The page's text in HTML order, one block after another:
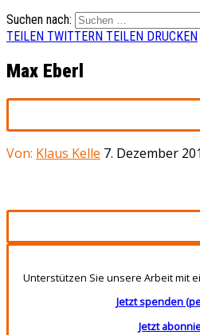
Suchen nach:
TEILEN TWITTERN TEILEN DRUCKEN
Max Eberl
Von: Klaus Kelle 7. Dezember
Unterstützen Sie unsere Arbeit mit
Jetzt spenden
Jetzt